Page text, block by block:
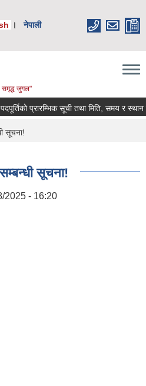
। नेपाली
समृद्ध जुगल"
प्रारम्भिक सूची तथा मिति, समय र स्थान
सूचना!
सूचना!
2025 - 16:20